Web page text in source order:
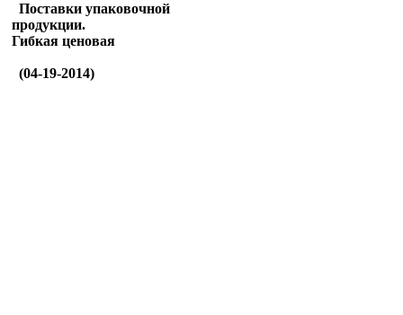
Поставки упаковочной
продукции.
Гибкая ценовая
(04-19-2014)